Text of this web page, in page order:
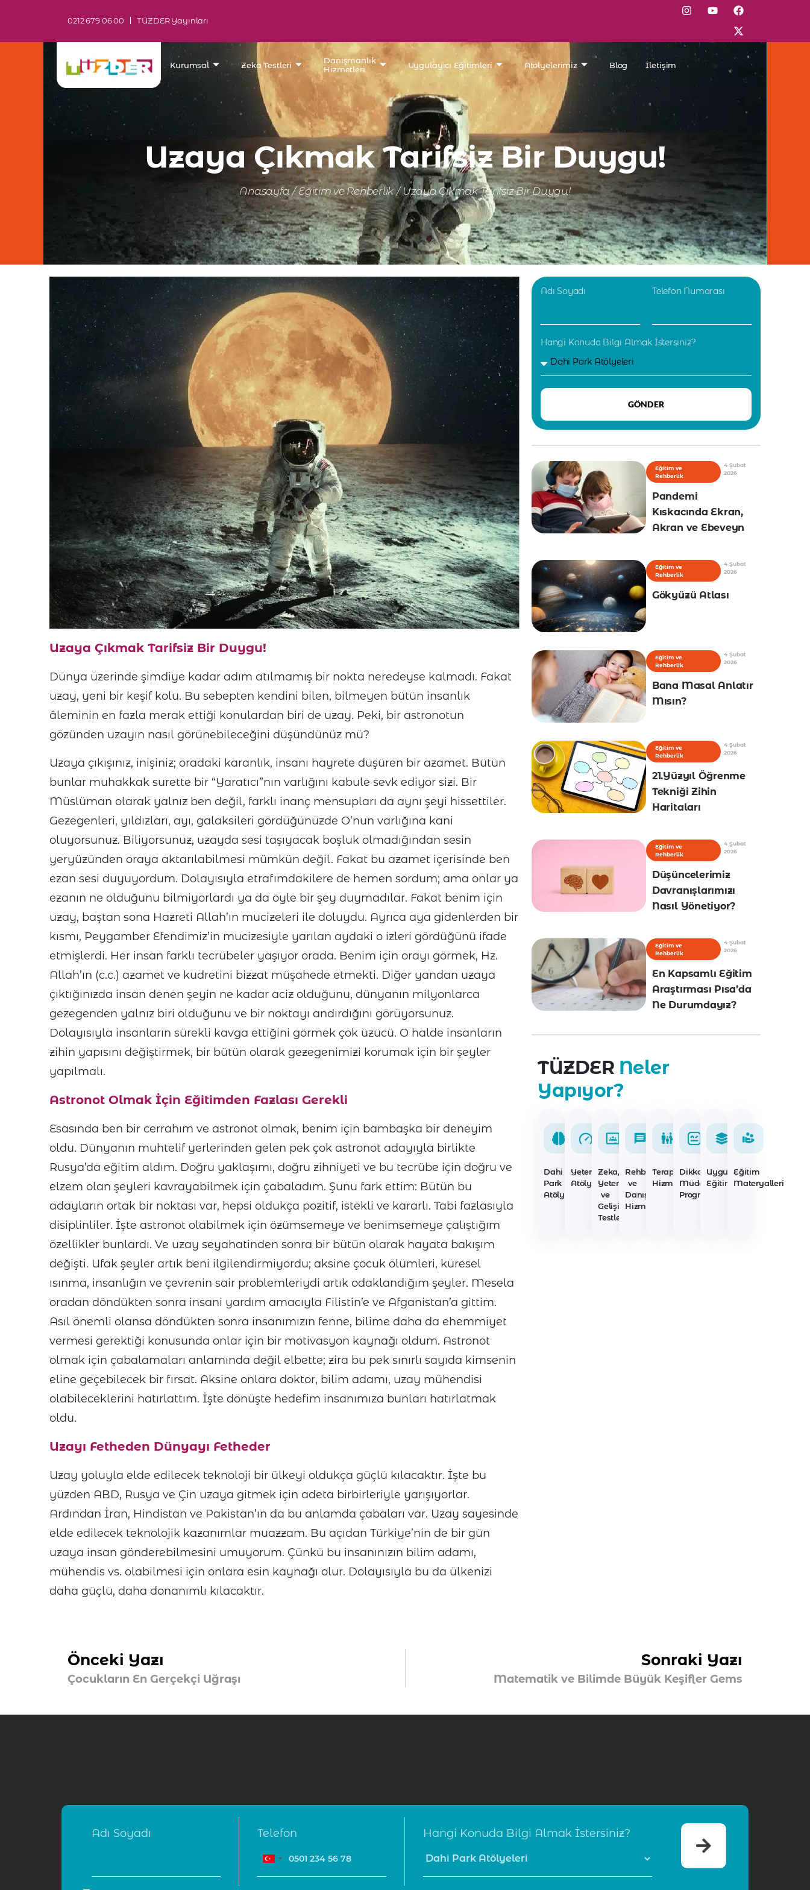
0212 679 06 00 TÜZDER Yayınları
Kurumsal Zeka Testleri
Danışmanlık
Hizmetleri
Uygulayıcı Eğitimleri Atölyelerimiz Blog İletişim
Uzaya Çıkmak Tarifsiz Bir Duygu!
Anasayfa / Eğitim ve Rehberlik / Uzaya Çıkmak Tarifsiz Bir Duygu!
Uzaya Çıkmak Tarifsiz Bir Duygu!
Dünya üzerinde şimdiye kadar adım atılmamış bir nokta neredeyse kalmadı. Fakat
uzay, yeni bir keşif kolu. Bu sebepten kendini bilen, bilmeyen bütün insanlık
âleminin en fazla merak ettiği konulardan biri de uzay. Peki, bir astronotun
gözünden uzayın nasıl görünebileceğini düşündünüz mü?
Uzaya çıkışınız, inişiniz; oradaki karanlık, insanı hayrete düşüren bir azamet. Bütün
bunlar muhakkak surette bir “Yaratıcı”nın varlığını kabule sevk ediyor sizi. Bir
Müslüman olarak yalnız ben değil, farklı inanç mensupları da aynı şeyi hissettiler.
Gezegenleri, yıldızları, ayı, galaksileri gördüğünüzde O’nun varlığına kani
oluyorsunuz. Biliyorsunuz, uzayda sesi taşıyacak boşluk olmadığından sesin
yeryüzünden oraya aktarılabilmesi mümkün değil. Fakat bu azamet içerisinde ben
ezan sesi duyuyordum. Dolayısıyla etrafımdakilere de hemen sordum; ama onlar ya
ezanın ne olduğunu bilmiyorlardı ya da öyle bir şey duymadılar. Fakat benim için
uzay, baştan sona Hazreti Allah’ın mucizeleri ile doluydu. Ayrıca aya gidenlerden bir
kısmı, Peygamber Efendimiz’in mucizesiyle yarılan aydaki o izleri gördüğünü ifade
etmişlerdi. Her insan farklı tecrübeler yaşıyor orada. Benim için orayı görmek, Hz.
Allah’ın (c.c.) azamet ve kudretini bizzat müşahede etmekti. Diğer yandan uzaya
çıktığınızda insan denen şeyin ne kadar aciz olduğunu, dünyanın milyonlarca
gezegenden yalnız biri olduğunu ve bir noktayı andırdığını görüyorsunuz.
Dolayısıyla insanların sürekli kavga ettiğini görmek çok üzücü. O halde insanların
zihin yapısını değiştirmek, bir bütün olarak gezegenimizi korumak için bir şeyler
yapılmalı.
Astronot Olmak İçin Eğitimden Fazlası Gerekli
Esasında ben bir cerrahım ve astronot olmak, benim için bambaşka bir deneyim
oldu. Dünyanın muhtelif yerlerinden gelen pek çok astronot adayıyla birlikte
Rusya’da eğitim aldım. Doğru yaklaşımı, doğru zihniyeti ve bu tecrübe için doğru ve
elzem olan şeyleri kavrayabilmek için çabaladım. Şunu fark ettim: Bütün bu
adayların ortak bir noktası var, hepsi oldukça pozitif, istekli ve kararlı. Tabi fazlasıyla
disiplinliler. İşte astronot olabilmek için özümsemeye ve benimsemeye çalıştığım
özellikler bunlardı. Ve uzay seyahatinden sonra bir bütün olarak hayata bakışım
değişti. Ufak şeyler artık beni ilgilendirmiyordu; aksine çocuk ölümleri, küresel
ısınma, insanlığın ve çevrenin sair problemleriydi artık odaklandığım şeyler. Mesela
oradan döndükten sonra insani yardım amacıyla Filistin’e ve Afganistan’a gittim.
Asıl önemli olansa döndükten sonra insanımızın fenne, bilime daha da ehemmiyet
vermesi gerektiği konusunda onlar için bir motivasyon kaynağı oldum. Astronot
olmak için çabalamaları anlamında değil elbette; zira bu pek sınırlı sayıda kimsenin
eline geçebilecek bir fırsat. Aksine onlara doktor, bilim adamı, uzay mühendisi
olabileceklerini hatırlattım. İşte dönüşte hedefim insanımıza bunları hatırlatmak
oldu.
Uzayı Fetheden Dünyayı Fetheder
Uzay yoluyla elde edilecek teknoloji bir ülkeyi oldukça güçlü kılacaktır. İşte bu
yüzden ABD, Rusya ve Çin uzaya gitmek için adeta birbirleriyle yarışıyorlar.
Ardından İran, Hindistan ve Pakistan’ın da bu anlamda çabaları var. Uzay sayesinde
elde edilecek teknolojik kazanımlar muazzam. Bu açıdan Türkiye’nin de bir gün
uzaya insan gönderebilmesini umuyorum. Çünkü bu insanınızın bilim adamı,
mühendis vs. olabilmesi için onlara esin kaynağı olur. Dolayısıyla bu da ülkenizi
daha güçlü, daha donanımlı kılacaktır.
Adı Soyadı Telefon Numarası
Hangi Konuda Bilgi Almak İstersiniz?
GÖNDER
Eğitim ve
Rehberlik
4 Şubat
2026
Pandemi
Kıskacında Ekran,
Akran ve Ebeveyn
Eğitim ve
Rehberlik
4 Şubat
2026
Gökyüzü Atlası
Eğitim ve
Rehberlik
4 Şubat
2026
Bana Masal Anlatır
Mısın?
Eğitim ve
Rehberlik
4 Şubat
2026
21.Yüzyıl Öğrenme
Tekniği Zihin
Haritaları
Eğitim ve
Rehberlik
4 Şubat
2026
Düşüncelerimiz
Davranışlarımızı
Nasıl Yönetiyor?
Eğitim ve
Rehberlik
4 Şubat
2026
En Kapsamlı Eğitim
Araştırması Pısa’da
Ne Durumdayız?
TÜZDER Neler
Yapıyor?
Dahi
Park
Atölyeleri
Yetenek
Atölyeleri
Zeka,
Yetenek
ve
Gelişim
Testleri
Rehberlik
ve
Danışmanlık
Hizmetleri
Terapi
Hizmetleri
Dikkat
Müdahale
Programları
Uygulayıcı
Eğitimleri
Eğitim
Materyalleri
Önceki Yazı
Çocukların En Gerçekçi Uğraşı
Sonraki Yazı
Matematik ve Bilimde Büyük Keşifler Gems
Adı Soyadı Telefon Hangi Konuda Bilgi Almak İstersiniz?